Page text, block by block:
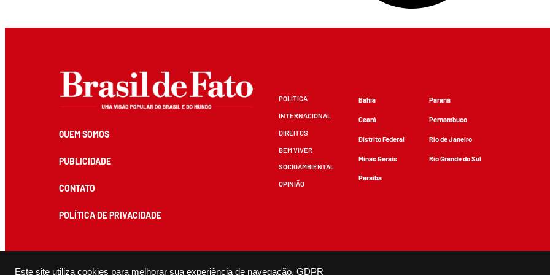
Este site utiliza cookies para melhorar sua experiência de navegação. GDPR
QUEM SOMOS
PUBLICIDADE
CONTATO
POLÍTICA DE PRIVACIDADE
POLÍTICA
INTERNACIONAL
DIREITOS
BEM VIVER
SOCIOAMBIENTAL
OPINIÃO
Bahia
Ceará
Distrito Federal
Minas Gerais
Paraíba
Paraná
Pernambuco
Rio de Janeiro
Rio Grande do Sul